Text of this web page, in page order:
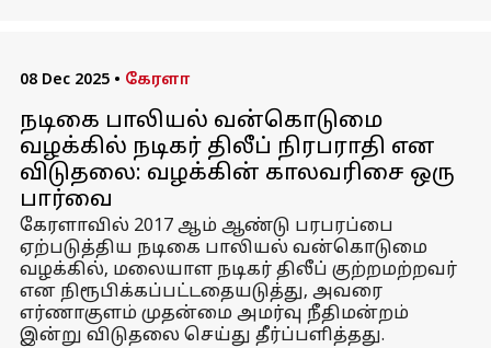
08 Dec 2025 • கேரளா
நடிகை பாலியல் வன்கொடுமை
வழக்கில் நடிகர் திலீப் நிரபராதி என
விடுதலை: வழக்கின் காலவரிசை ஒரு
பார்வை
கேரளாவில் 2017 ஆம் ஆண்டு பரபரப்பை
ஏற்படுத்திய நடிகை பாலியல் வன்கொடுமை
வழக்கில், மலையாள நடிகர் திலீப் குற்றமற்றவர்
என நிரூபிக்கப்பட்டதையடுத்து, அவரை
எர்ணாகுளம் முதன்மை அமர்வு நீதிமன்றம்
இன்று விடுதலை செய்து தீர்ப்பளித்தது.